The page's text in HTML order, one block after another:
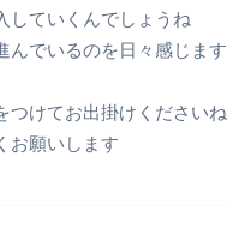
していくんでしょうね
んでいるのを日々感じます
つけてお出掛けくださいね
お願いします